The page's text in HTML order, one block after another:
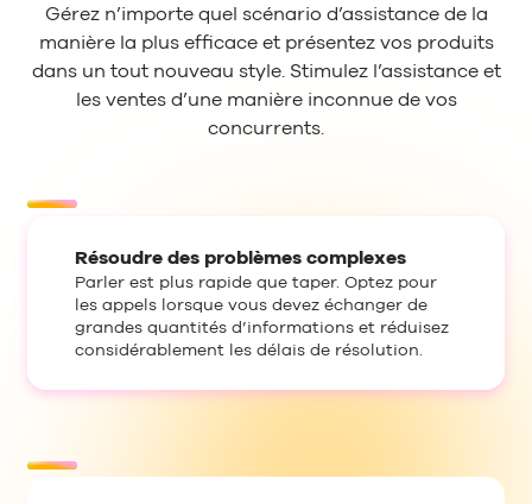
Gérez n’importe quel scénario d’assistance de la
manière la plus efficace et présentez vos produits
dans un tout nouveau style. Stimulez l’assistance et
les ventes d’une manière inconnue de vos
concurrents.
Résoudre des problèmes complexes
Parler est plus rapide que taper. Optez pour
les appels lorsque vous devez échanger de
grandes quantités d’informations et réduisez
considérablement les délais de résolution.